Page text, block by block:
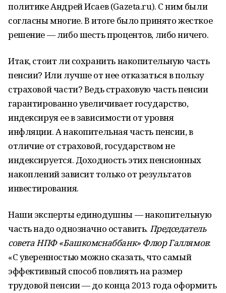
политике Андрей Исаев (Gazeta.ru). С ним были
согласны многие. В итоге было принято жесткое
решение — либо шесть процентов, либо ничего.
Итак, стоит ли сохранить накопительную часть
пенсии? Или лучше от нее отказаться в пользу
страховой части? Ведь страховую часть пенсии
гарантированно увеличивает государство,
индексируя ее в зависимости от уровня
инфляции. А накопительная часть пенсии, в
отличие от страховой, государством не
индексируется. Доходность этих пенсионных
накоплений зависит только от результатов
инвестирования.
Наши эксперты единодушны — накопительную
часть надо однозначно оставить. Председатель
совета НПФ «Башкомснаббанк» Флюр Галлямов:
«С уверенностью можно сказать, что самый
эффективный способ повлиять на размер
трудовой пенсии — до конца 2013 года оформить